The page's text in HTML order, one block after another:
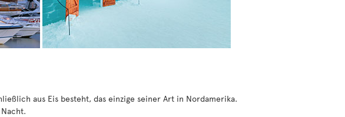
aus Eis besteht, das einzige seiner Art in Nordamerika.